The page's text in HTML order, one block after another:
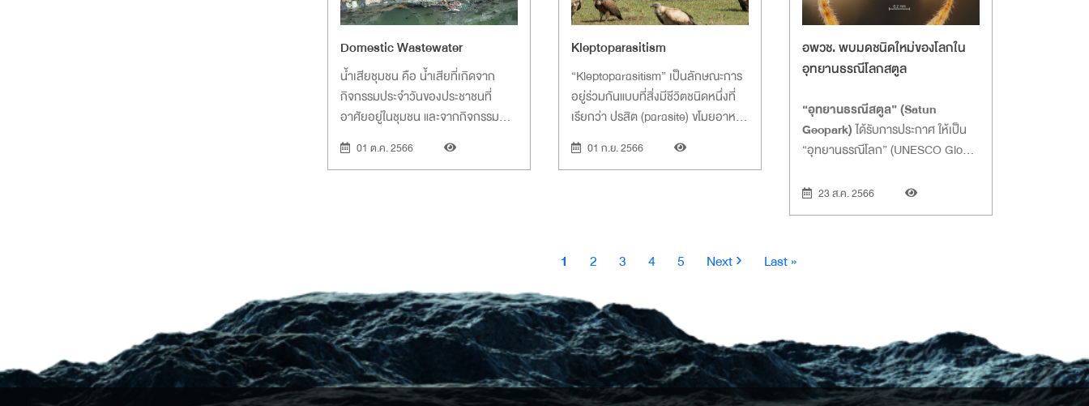
Domestic Wastewater
น้ำเสียชุมชน คือ น้ำเสียที่เกิดจาก
กิจกรรมประจำวันของประชาชนที่
อาศัยอยู่ในชุมชน และจากกิจกรรม
ต่าง ๆ ที่เป็นการประกอบอาชีพ เช่น
น้ำเสียที่เกิดจากการประกอบอาหาร
01 ต.ค. 2566
Kleptoparasitism
“Kleptoparasitism” เป็นลักษณะการ
อยู่ร่วมกันแบบที่สิ่งมีชีวิตชนิดหนึ่งที่
เรียกว่า ปรสิต (parasite) ขโมยอาหาร
มาจากผู้ล่าชนิดอื่น (host) ที่ล่ามาได้
หรือขโมยอาหารที่ผู้ล่าอื่นเก็บสะสมไว้
01 ก.ย. 2566
อพวช. พบมดชนิดใหม่ของโลกใน
อุทยานธรณีโลกสตูล
“อุทยานธรณีสตูล” (Satun
Geopark)ได้รับการประกาศ ให้เป็น
“อุทยานธรณีโลก” (UNESCO Global
อุทยานธรณีโลกแห่งแรกของ
ประเทศไทย และเป็นแห่งที่ 5 ของเอเชีย
23 ส.ค. 2566
Current
1 Page
2 Page
3 Page
4 Page
5
Next
Next ›
Last
Last »